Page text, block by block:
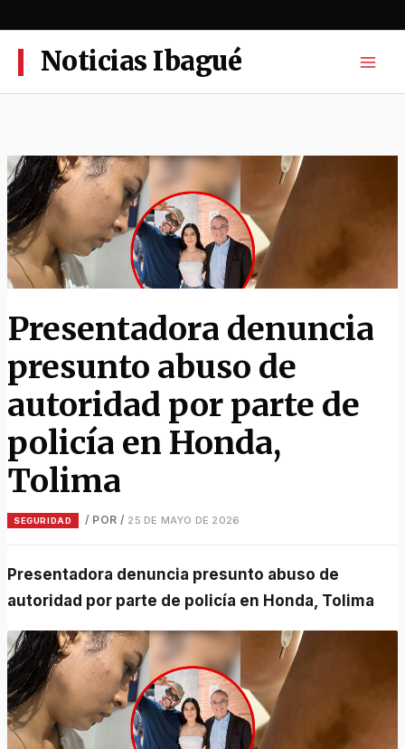
al
contenidoNoticias Ibagué
Presentadora denuncia
presunto abuso de
autoridad por parte de
policía en Honda,
Tolima
SEGURIDAD / POR / 25 DE MAYO DE 2026
Presentadora denuncia presunto abuso de
autoridad por parte de policía en Honda, Tolima